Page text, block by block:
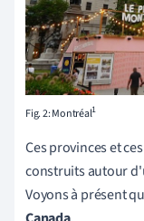
Fig. 2: Montréal1
Ces provinces et
construits autour
Voyons à présent